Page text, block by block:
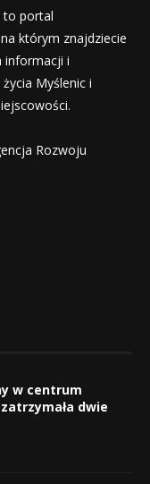
to portal
którym znajdziecie
informacji i
Myślenic i
Rozwoju
w centrum
dwie